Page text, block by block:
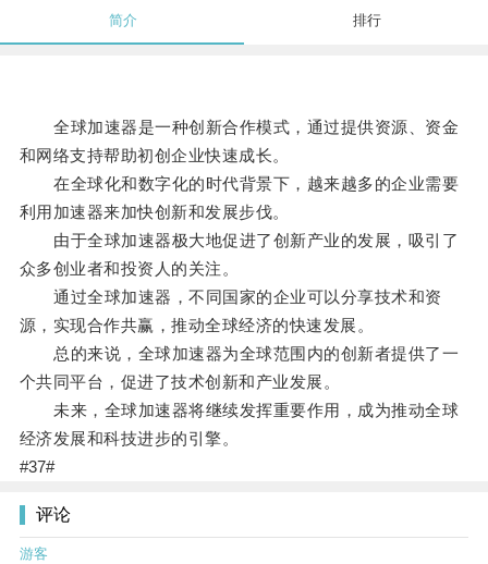
简介 排行
全球加速器是一种创新合作模式，通过提供资源、资金
和网络支持帮助初创企业快速成长。
在全球化和数字化的时代背景下，越来越多的企业需要
利用加速器来加快创新和发展步伐。
由于全球加速器极大地促进了创新产业的发展，吸引了
众多创业者和投资人的关注。
通过全球加速器，不同国家的企业可以分享技术和资
源，实现合作共赢，推动全球经济的快速发展。
总的来说，全球加速器为全球范围内的创新者提供了一
个共同平台，促进了技术创新和产业发展。
未来，全球加速器将继续发挥重要作用，成为推动全球
经济发展和科技进步的引擎。
#37#
评论
游客